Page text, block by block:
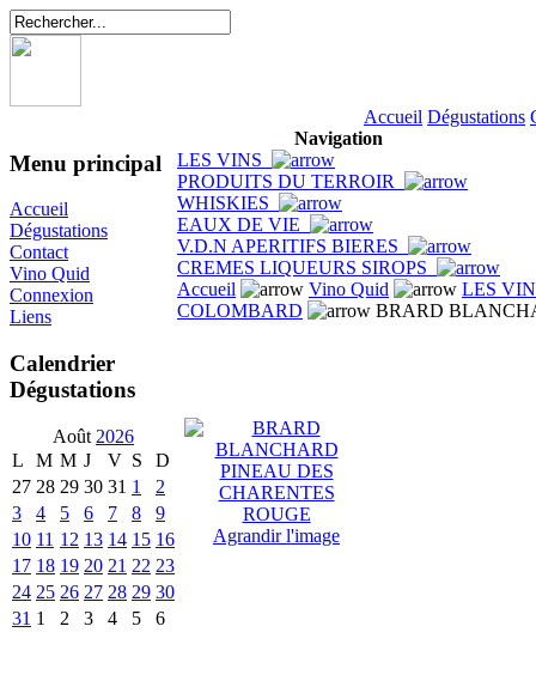
Accueil Dégustations
Menu principal
Accueil
Dégustations
Contact
Vino Quid
Connexion
Liens
Calendrier
Dégustations
Août 2026
L
M M J V S
D
27 28 29 30 31 1
2
3
4 5 6 7 8
9
10 11 12 13 14 15 16
17 18 19 20 21 22 23
24 25 26 27 28 29 30
31 1 2 3 4 5 6
Navigation
LES VINS
PRODUITS DU TERROIR
WHISKIES
EAUX DE VIE
V.D.N APERITIFS BIERES
CREMES LIQUEURS SIROPS
Accueil
Vino Quid
LES
COLOMBARD
BRARD
Agrandir l'image